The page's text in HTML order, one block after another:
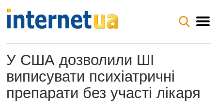
У США дозволили ШІ
виписувати психіатричні
препарати без участі лікаря